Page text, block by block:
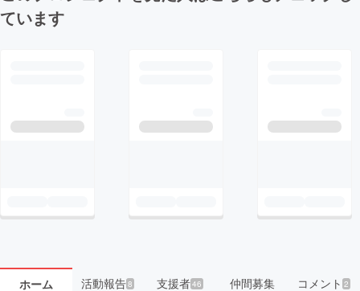
ています
ホーム 活動報告8 支援者46 仲間募集 コメント 2